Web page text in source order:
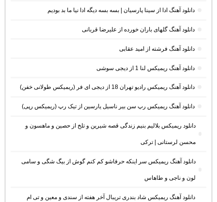
دانلود آهنگ ادا از سینا پارسیان | بسه بسه دیگه ادا نیا ما بد بودیم
دانلود آهنگ گلهای باران خورده از علیرضا قربانی
دانلود آهنگ فرشته از امید عقابی
دانلود آهنگ ریمیکس لنا 1 از دیجی سوشی
دانلود آهنگ ریمیکس رادیو تهران 18 از دیجی ای فر (ریمیکس طولانی خفن)
دانلود آهنگ ریمیکس رپ سن بیر ناسیل یارسین از تیک رپ (ریمیکس رپی)
دانلود ریمیکس بلالیم بنیم زندگی قصه شیرین و تلخ از حصین و ماهسون و
محسن لرستانی | ترکی
دانلود آهنگ ریمیکس سر اینکه حرفاشو کم کنم گوش از بیگ شگی و سامی
لون و ناجی و طاهاس
دانلود آهنگ ریمیکس شاد بندری تریبال آخر هفته از سندی و معین و تی ام